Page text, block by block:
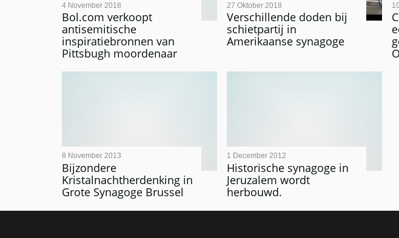
Bol.com verkoopt
antisemitische
inspiratiebronnen van
Pittsbugh moordenaar
4 November 2018
Verschillende doden bij
schietpartij in
Amerikaanse synagoge
27 Oktober 2018
Bijzondere
Kristalnachtherdenking in
Grote Synagoge Brussel
8 November 2013
Historische synagoge in
Jeruzalem wordt
herbouwd.
1 December 2012